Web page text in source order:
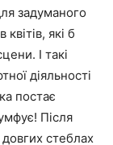
задуманого
які б
І такі
діяльності
постає
Після
стеблах